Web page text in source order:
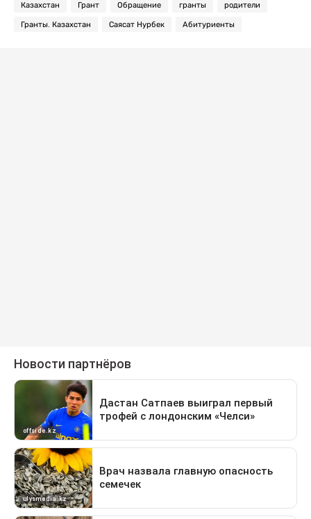
Казахстан Грант Обращение гранты родители
Гранты. Казахстан Саясат Нурбек Абитуриенты